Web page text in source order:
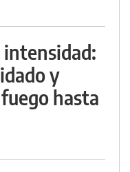
intensidad:
y
hasta